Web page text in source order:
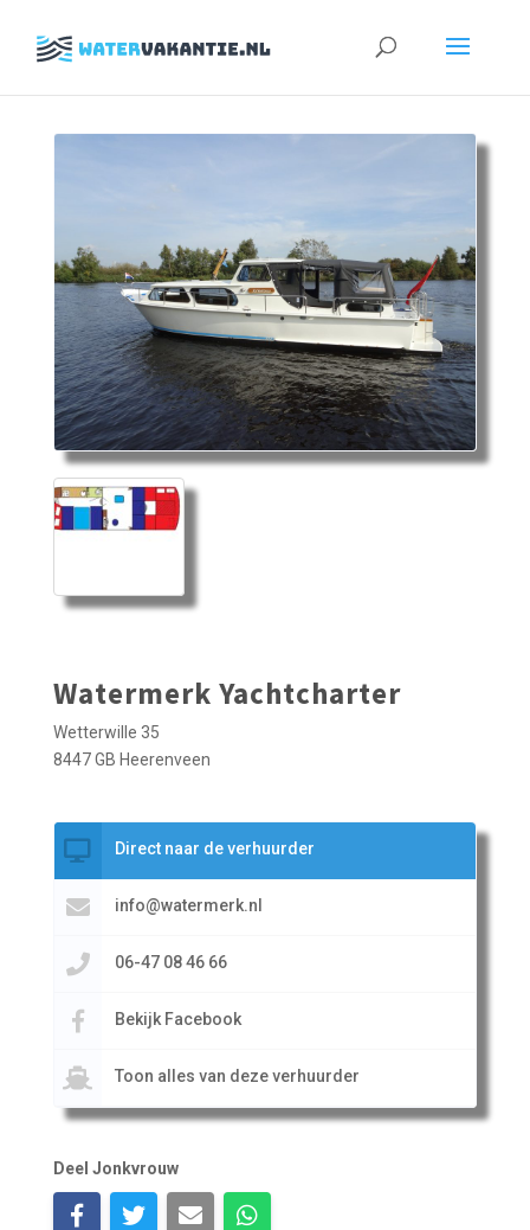
Zoeken
Watermerk Yachtcharter
Wetterwille 35
8447 GB Heerenveen
Direct naar de verhuurder
info@watermerk.nl
06-47 08 46 66
Bekijk Facebook
Toon alles van deze verhuurder
Deel Jonkvrouw